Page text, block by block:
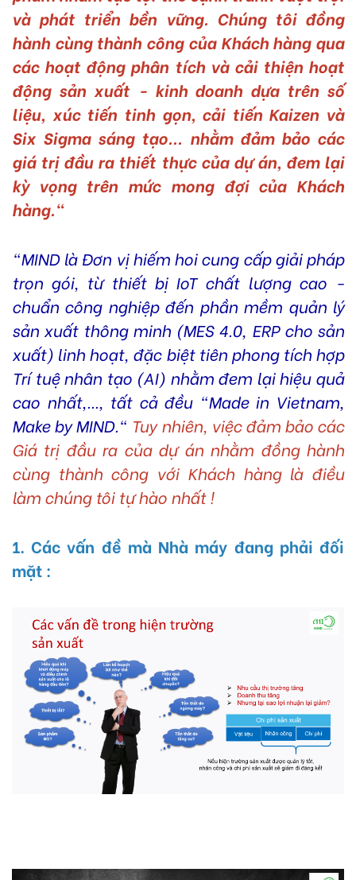
và phát triển bền vững. Chúng tôi đồng
hành cùng thành công của Khách hàng qua
các hoạt động phân tích và cải thiện hoạt
động sản xuất - kinh doanh dựa trên số
liệu, xúc tiến tinh gọn, cải tiến Kaizen và
Six Sigma sáng tạo... nhằm đảm bảo các
giá trị đầu ra thiết thực của dự án, đem lại
kỳ vọng trên mức mong đợi của Khách
hàng."
"MIND là Đơn vị hiếm hoi cung cấp giải pháp
trọn gói, từ thiết bị IoT chất lượng cao -
chuẩn công nghiệp đến phần mềm quản lý
sản xuất thông minh (MES 4.0, ERP cho sản
xuất) linh hoạt, đặc biệt tiên phong tích hợp
Trí tuệ nhân tạo (AI) nhằm đem lại hiệu quả
cao nhất,..., tất cả đều "Made in Vietnam,
Make by MIND." Tuy nhiên, việc đảm bảo các
Giá trị đầu ra của dự án nhằm đồng hành
cùng thành công với Khách hàng là điều
làm chúng tôi tự hào nhất !
1. Các vấn đề mà Nhà máy đang phải đối
mặt :